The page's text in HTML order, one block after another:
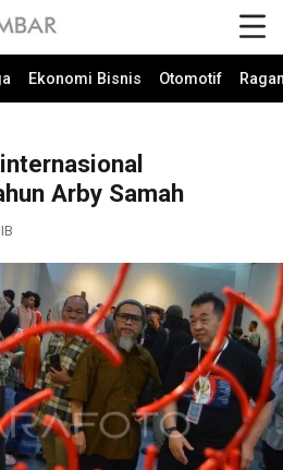
Ekonomi Bisnis Otomotif
Arby Samah